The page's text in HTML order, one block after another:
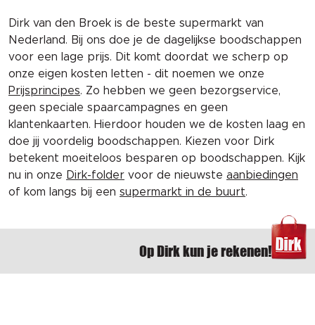
Dirk van den Broek is de beste supermarkt van
Nederland. Bij ons doe je de dagelijkse boodschappen
voor een lage prijs. Dit komt doordat we scherp op
onze eigen kosten letten - dit noemen we onze
Prijsprincipes. Zo hebben we geen bezorgservice,
geen speciale spaarcampagnes en geen
klantenkaarten. Hierdoor houden we de kosten laag en
doe jij voordelig boodschappen. Kiezen voor Dirk
betekent moeiteloos besparen op boodschappen. Kijk
nu in onze Dirk-folder voor de nieuwste aanbiedingen
of kom langs bij een supermarkt in de buurt.
Op Dirk kun je rekenen!